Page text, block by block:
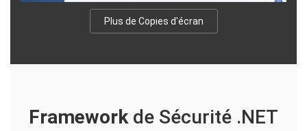
Plus de Copies d'écran
Frameworkde Sécurité .NET